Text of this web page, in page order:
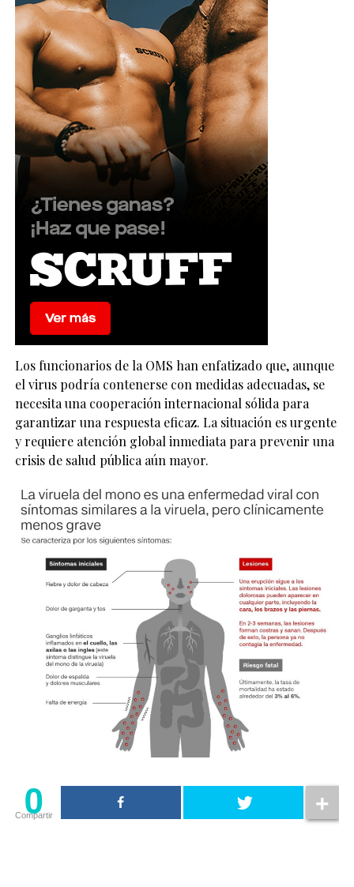
Los funcionarios de la OMS han enfatizado que, aunque
el virus podría contenerse con medidas adecuadas, se
necesita una cooperación internacional sólida para
garantizar una respuesta eficaz. La situación es urgente
y requiere atención global inmediata para prevenir una
crisis de salud pública aún mayor.
0
Compartir